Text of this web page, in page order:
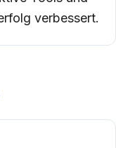
verbessert.